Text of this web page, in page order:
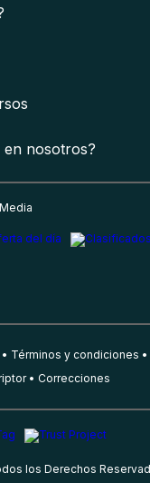
nosotros?
Términos y condiciones
Correcciones
los Derechos